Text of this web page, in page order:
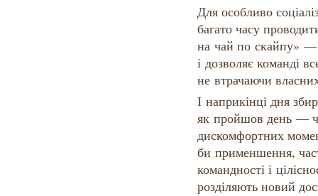
Для особливо
багато часу
на чай по скайпу» —
і дозволяє команді
не втрачаючи
І наприкінці дня
як пройшов день —
дискомфортних
би применшення,
командності і
розділяють новий